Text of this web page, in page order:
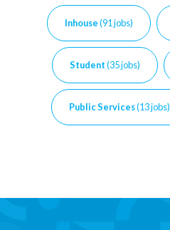
Inhouse(91 jobs)
Student(35 jobs)
Public Services(13 jobs)